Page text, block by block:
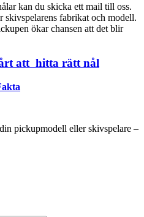
kan du skicka ett mail till oss.
fabrikat och modell.
ökar chansen att det blir
att hitta rätt nål
pickupmodell eller skivspelare –